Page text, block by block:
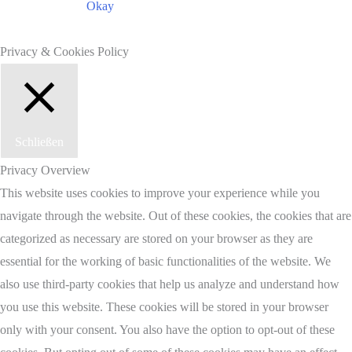
Okay
Privacy & Cookies Policy
Schließen
Privacy Overview
This website uses cookies to improve your experience while you
navigate through the website. Out of these cookies, the cookies that are
categorized as necessary are stored on your browser as they are
essential for the working of basic functionalities of the website. We
also use third-party cookies that help us analyze and understand how
you use this website. These cookies will be stored in your browser
only with your consent. You also have the option to opt-out of these